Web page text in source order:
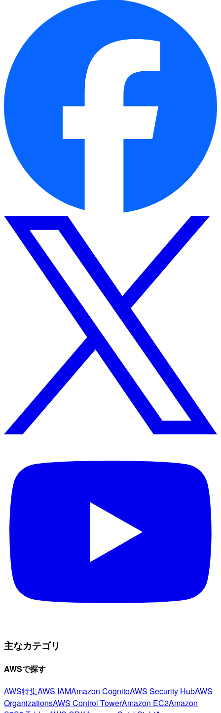
主なカテゴリ
AWSで探す
AWS特集AWS IAMAmazon CognitoAWS Security HubAWS
OrganizationsAWS Control TowerAmazon EC2Amazon